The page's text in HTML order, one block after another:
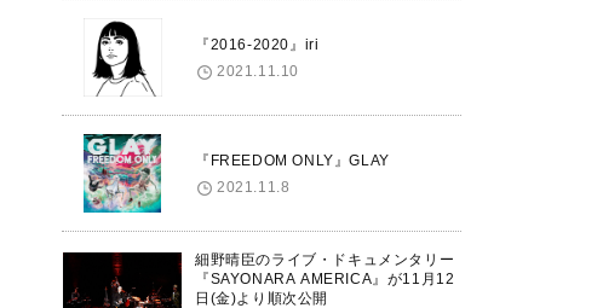
『2016-2020』iri
2021.11.10
『FREEDOM ONLY』GLAY
2021.11.8
細野晴臣のライブ・ドキュメンタリー
『SAYONARA AMERICA』が11月12
日(金)より順次公開